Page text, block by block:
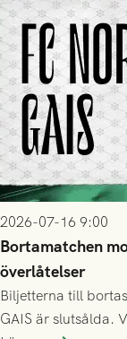
2026-07-16 9:00
Bortamatchen
överlåtelser
Biljetterna till
GAIS är slutsålda.